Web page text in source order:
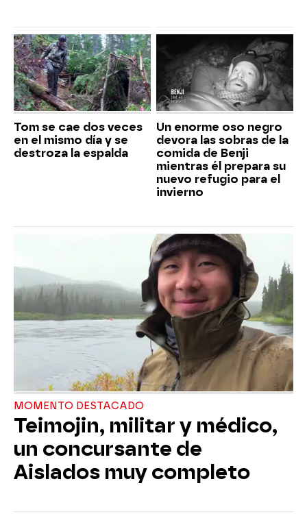
Tom se cae dos veces
en el mismo día y se
destroza la espalda
Un enorme oso negro
devora las sobras de la
comida de Benji
mientras él prepara su
nuevo refugio para el
invierno
MOMENTO DESTACADO
Teimojin, militar y médico,
un concursante de
Aislados muy completo